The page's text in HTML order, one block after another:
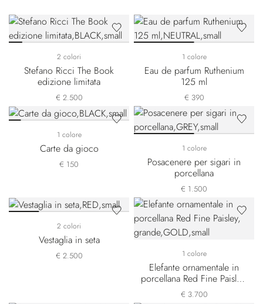
2 colori
Stefano Ricci The Book
edizione limitata
€ 2.500
1 colore
Eau de parfum Ruthenium
125 ml
€ 390
1 colore
Carte da gioco
€ 150
1 colore
Posacenere per sigari in
porcellana
€ 1.500
2 colori
Vestaglia in seta
€ 2.500 1 colore
Elefante ornamentale in
porcellana Red Fine Paisley,
grande
€ 3.700